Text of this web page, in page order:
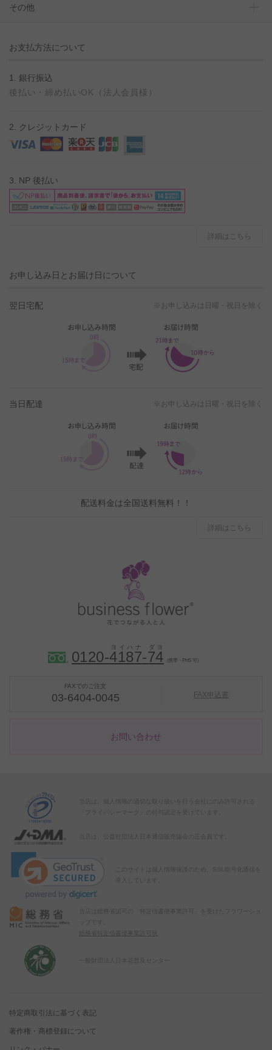
その他
お支払方法について
1. 銀行振込
後払い・締め払いOK（法人会員様）
2. クレジットカード
3. NP 後払い
詳細はこちら
お申し込み日とお届け日について
翌日宅配 ※お申し込みは日曜・祝日を除く
当日配達 ※お申し込みは日曜・祝日を除く
配送料金は全国送料無料！！
詳細はこちら
0120-4187-74 （携帯・PHS 可）
FAXでのご注文
03-6404-0045 FAX申込書
お問い合わせ
当店は、個人情報の適切な取り扱いを行う会社にのみ許可される
「プライバシーマーク」の付与認定を受けています。
当店は、公益社団法人日本通信販売協会の正会員です。
このサイトは個人情報保護のため、SSL暗号化通信を
導入しています。
当店は総務省認可の「特定信書便事業許可」を受けたフラワーショ
総務省特定信書便事業許可状
特定商取引法に基づく表記
著作権・商標登録について